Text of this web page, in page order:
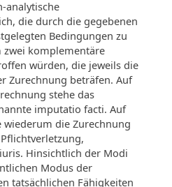
analytische
die durch die gegebenen
Bedingungen zu
zwei komplementäre
würden, die jeweils die
Zurechnung beträfen. Auf
stehe das
imputatio facti. Auf
wiederum die Zurechnung
Hinsichtlich der Modi
Modus der
tatsächlichen Fähigkeiten